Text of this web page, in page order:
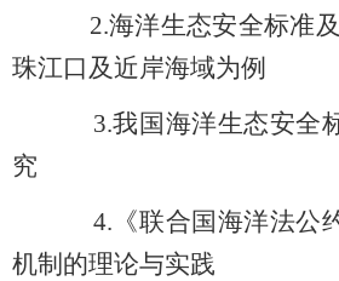
2.海洋生态安全标准
珠江口及近岸海域为例
3.我国海洋生态安全
究
4. 《联合国海洋法公
机制的理论与实践